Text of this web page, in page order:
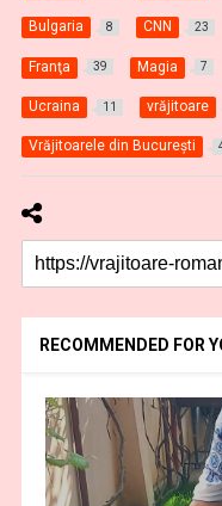
Bulgaria 8 CNN 23
Franţa 39 Magia 7
Ucraina 11 vrăjitoare
Vrăjitoarele din București
RECOMMENDED FOR